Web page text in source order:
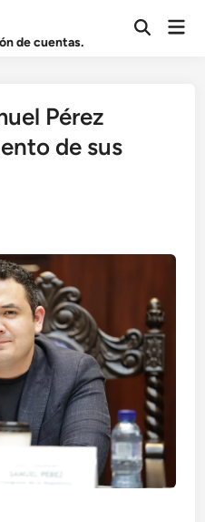
de cuentas.
Abrir
Pérez
de sus